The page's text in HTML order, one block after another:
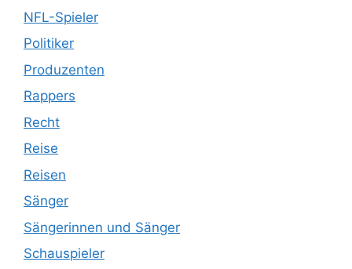
NFL-Spieler
Politiker
Produzenten
Rappers
Recht
Reise
Reisen
Sänger
Sängerinnen und Sänger
Schauspieler